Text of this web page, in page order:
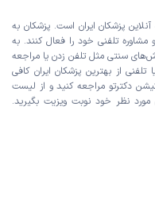
پزشکان ایران است. پزشکان به
مشاوره تلفنی خود را فعال کنند. به
سنتی مثل تلفن زدن یا مراجعه
از بهترین پزشکان ایران کافی
دکترتو مراجعه کنید و از لیست
مورد نظر خود نوبت ویزیت بگیرید.